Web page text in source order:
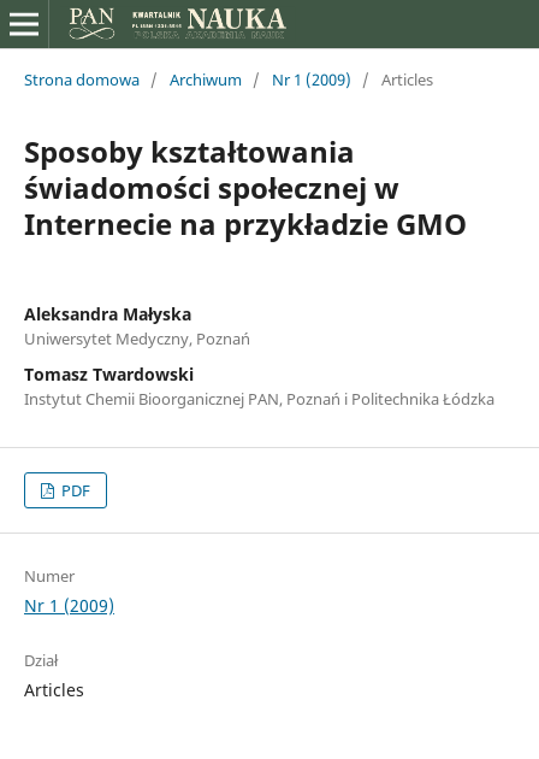
Strona domowa / Archiwum / Nr 1 (2009) / Articles
Sposoby kształtowania
świadomości społecznej w
Internecie na przykładzie GMO
Aleksandra Małyska
Uniwersytet Medyczny, Poznań
Tomasz Twardowski
Instytut Chemii Bioorganicznej PAN, Poznań i Politechnika Łódzka
PDF
Numer
Nr 1 (2009)
Dział
Articles